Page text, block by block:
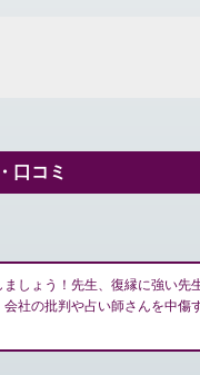
口コミ
しょう！先生、復縁に強い先
社の批判や占い師さんを中傷